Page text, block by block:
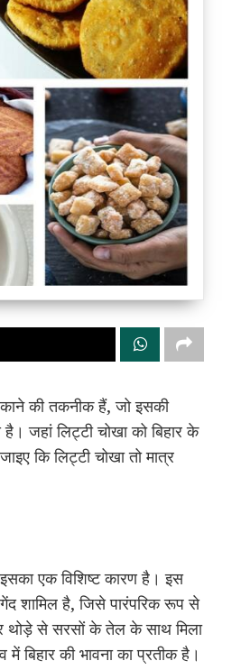
की तकनीक हैं, जो इसकी
जहां लिट्टी चोखा को बिहार के
कि लिट्टी चोखा तो मात्र
एक विशिष्ट कारण है। इस
शामिल है, जिसे पारंपरिक रूप से
थोड़े से सरसों के तेल के साथ मिला
बिहार की भावना का प्रतीक है।